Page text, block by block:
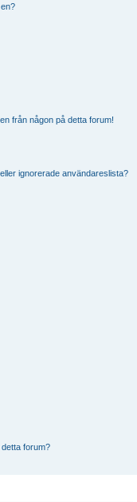
från någon på detta forum!
ignorerade användareslista?
forum?